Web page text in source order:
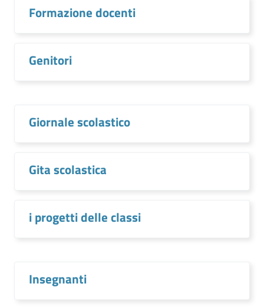
Formazione docenti
Genitori
Giornale scolastico
Gita scolastica
i progetti delle classi
Insegnanti